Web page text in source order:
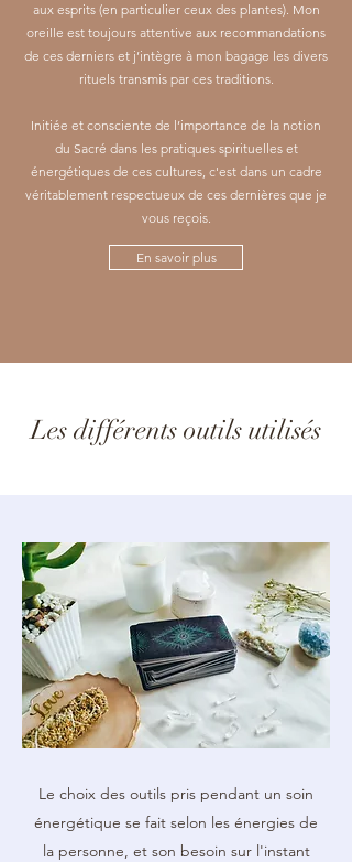
aux esprits (en particulier ceux des plantes). Mon
oreille est toujours attentive aux recommandations
de ces derniers et j’intègre à mon bagage les divers
rituels transmis par ces traditions.
Initiée et consciente de l’importance de la notion
du Sacré dans les pratiques spirituelles et
énergétiques de ces cultures, c'est dans un cadre
véritablement respectueux de ces dernières que je
vous reçois.
En savoir plus
Les différents outils utilisés
Le choix des outils pris pendant un soin
énergétique se fait selon les énergies de
la personne, et son besoin sur l'instant